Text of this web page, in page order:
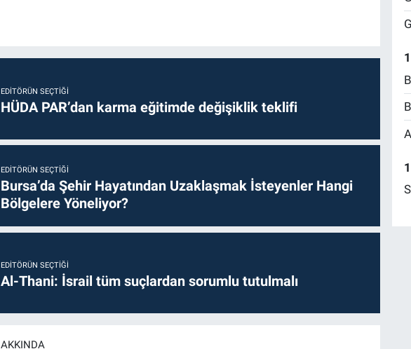
EDITÖRÜN SEÇTIĞI
HÜDA PAR’dan karma eğitimde değişiklik teklifi
EDITÖRÜN SEÇTIĞI
Bursa’da Şehir Hayatından Uzaklaşmak İsteyenler Hangi
Bölgelere Yöneliyor?
EDITÖRÜN SEÇTIĞI
Al-Thani: İsrail tüm suçlardan sorumlu tutulmalı